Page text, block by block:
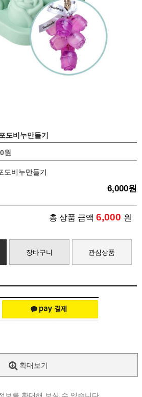
도비누만들기
원
도비누만들기
6,000원
총 상품 금액 6,000 원
장바구니 관심상품
확대보기